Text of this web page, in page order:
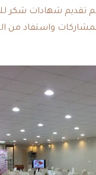
تقديم شهادات شكر